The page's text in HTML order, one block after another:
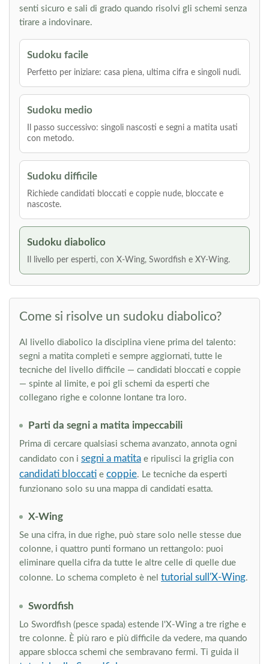
senti sicuro e sali di grado quando risolvi gli schemi senza
tirare a indovinare.
Sudoku facile
Perfetto per iniziare: casa piena, ultima cifra e singoli nudi.
Sudoku medio
Il passo successivo: singoli nascosti e segni a matita usati
con metodo.
Sudoku difficile
Richiede candidati bloccati e coppie nude, bloccate e
nascoste.
Sudoku diabolico
Il livello per esperti, con X-Wing, Swordfish e XY-Wing.
Come si risolve un sudoku diabolico?
Al livello diabolico la disciplina viene prima del talento:
segni a matita completi e sempre aggiornati, tutte le
tecniche del livello difficile — candidati bloccati e coppie
— spinte al limite, e poi gli schemi da esperti che
collegano righe e colonne lontane tra loro.
Parti da segni a matita impeccabili
Prima di cercare qualsiasi schema avanzato, annota ogni
candidato con i segni a matita e ripulisci la griglia con
candidati bloccati e coppie. Le tecniche da esperti
funzionano solo su una mappa di candidati esatta.
X-Wing
Se una cifra, in due righe, può stare solo nelle stesse due
colonne, i quattro punti formano un rettangolo: puoi
eliminare quella cifra da tutte le altre celle di quelle due
colonne. Lo schema completo è nel tutorial sull'X-Wing.
Swordfish
Lo Swordfish (pesce spada) estende l'X-Wing a tre righe e
tre colonne. È più raro e più difficile da vedere, ma quando
appare sblocca schemi che sembravano fermi. Ti guida il